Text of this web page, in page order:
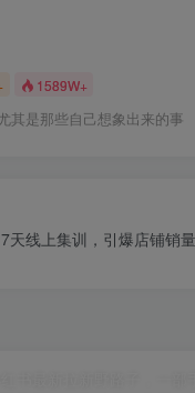
1589W+
其是那些自己想象出来的事
天线上集训，引爆店铺销量